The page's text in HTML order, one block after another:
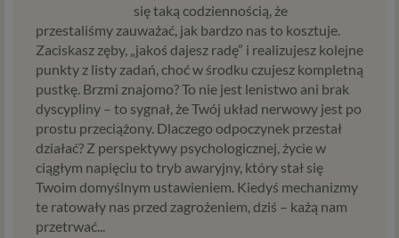
się taką codziennością, że
przestaliśmy zauważać, jak bardzo nas to kosztuje.
Zaciskasz zęby, „jakoś dajesz radę” i realizujesz kolejne
punkty z listy zadań, choć w środku czujesz kompletną
pustkę. Brzmi znajomo? To nie jest lenistwo ani brak
dyscypliny – to sygnał, że Twój układ nerwowy jest po
prostu przeciążony. Dlaczego odpoczynek przestał
działać? Z perspektywy psychologicznej, życie w
ciągłym napięciu to tryb awaryjny, który stał się
Twoim domyślnym ustawieniem. Kiedyś mechanizmy
te ratowały nas przed zagrożeniem, dziś – każą nam
przetrwać...